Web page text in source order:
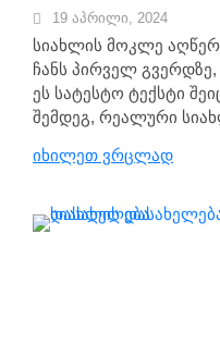
19 აპრილი, 2024
სიახლის მოკლე
ჩანს პირველ
ეს სატესტო ტექსტი
შემდეგ, რეალური
იხილეთ ვრცლად